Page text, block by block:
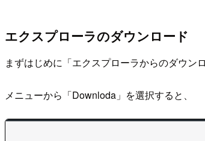
エクスプローラのダウンロード
まずはじめに「エクスプローラからのダウ
メニューから「Downloda」を選択すると、